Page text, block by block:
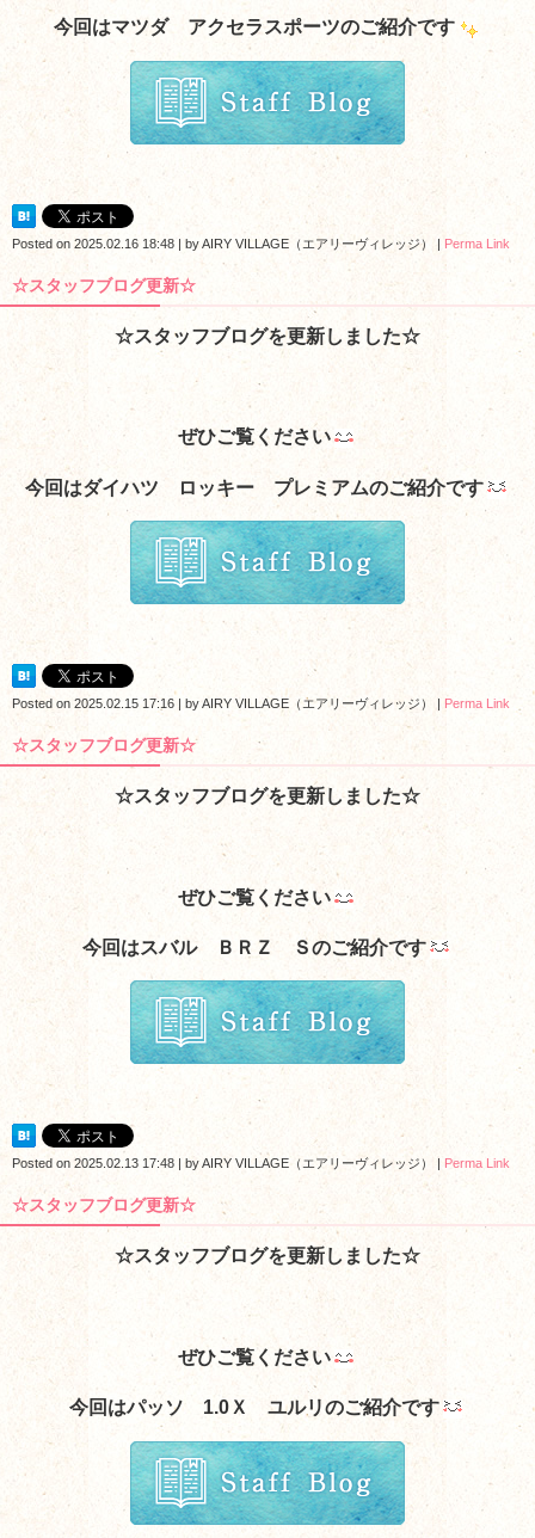
今回はマツダ アクセラスポーツのご紹介です
Posted on 2025.02.16 18:48 | byAIRY VILLAGE（エアリーヴィレッジ） | Perma Link
☆スタッフブログ更新☆
☆スタッフブログを更新しました☆
ぜひご覧ください
今回はダイハツ ロッキー プレミアムのご紹介です
Posted on 2025.02.15 17:16 | byAIRY VILLAGE（エアリーヴィレッジ） | Perma Link
☆スタッフブログ更新☆
☆スタッフブログを更新しました☆
ぜひご覧ください
今回はスバル ＢＲＺ Ｓのご紹介です
Posted on 2025.02.13 17:48 byAIRY VILLAGE（エアリーヴィレッジ） Perma Link
☆スタッフブログ更新☆
☆スタッフブログを更新しました☆
ぜひご覧ください
今回はパッソ 1.0Ｘ ユルリのご紹介です